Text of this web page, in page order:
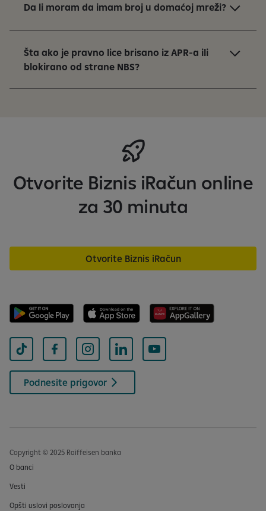
Da li moram da imam broj u domaćoj mreži?
Šta ako je pravno lice brisano iz APR-a ili
blokirano od strane NBS?
Otvorite Biznis iRačun online
za 30 minuta
Otvorite Biznis iRačun
Podnesite prigovor
Copyright © 2025 Raiffeisen banka
O banci
Vesti
Opšti uslovi poslovanja